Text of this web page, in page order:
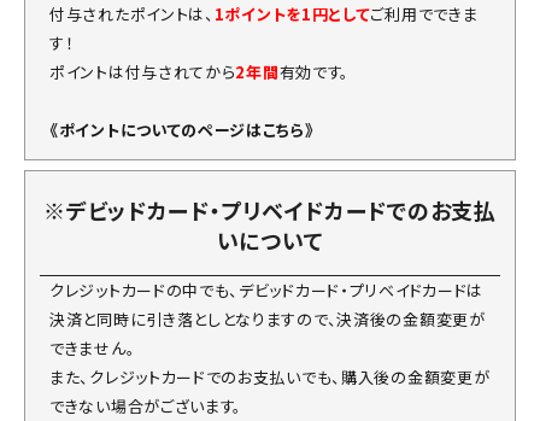
付与されたポイントは、 1ポイントを1円としてご利用でできま
す！
ポイントは付与されてから2年間有効です。
《ポイントについてのページはこちら》
※デビッドカード・プリベイドカードでのお支払
いについて
クレジットカードの中でも、デビッドカード・プリベイドカードは
決済と同時に引き落としとなりますので、決済後の金額変更が
できません。
また、クレジットカードでのお支払いでも、購入後の金額変更が
できない場合がございます。